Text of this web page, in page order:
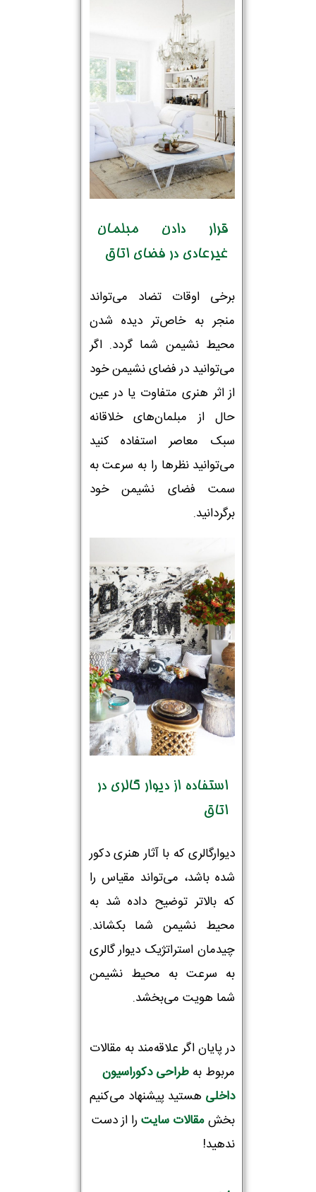
قرار دادن مبلمان
غیرعادی در فضای اتاق
برخی اوقات تضاد می‌تواند
منجر به خاص‌تر دیده شدن
محیط نشیمن شما گردد. اگر
می‌توانید در فضای نشیمن خود
از اثر هنری متفاوت یا در عین
حال از مبلمان‌های خلاقانه
سبک معاصر استفاده کنید
می‌توانید نظرها را به سرعت به
سمت فضای نشیمن خود
برگردانید.
استفاده از دیوار گالری در
اتاق
دیوارگالری که با آثار هنری دکور
شده باشد، می‌تواند مقیاس را
که بالاتر توضیح داده شد به
محیط نشیمن شما بکشاند.
چیدمان استراتژیک دیوار گالری
به سرعت به محیط نشیمن
شما هویت می‌بخشد.
در پایان اگر علاقه‌مند به مقالات
مربوط به طراحی دکوراسیون‌
داخلی هستید پیشنهاد می‌کنیم
بخشمقالات سایترا از دست
ندهید!